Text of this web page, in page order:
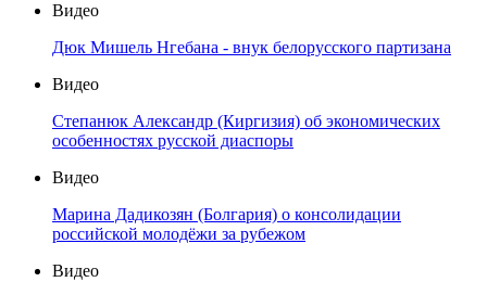
Видео
Дюк Мишель Нгебана - внук белорусского партизана
Видео
Степанюк Александр (Киргизия) об экономических
особенностях русской диаспоры
Видео
Марина Дадикозян (Болгария) о консолидации
российской молодёжи за рубежом
Видео